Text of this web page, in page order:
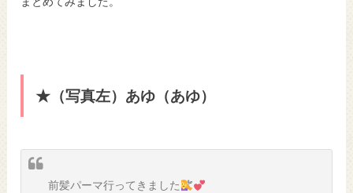
★（写真左）あゆ（あゆ）
前髪パーマ行ってきました